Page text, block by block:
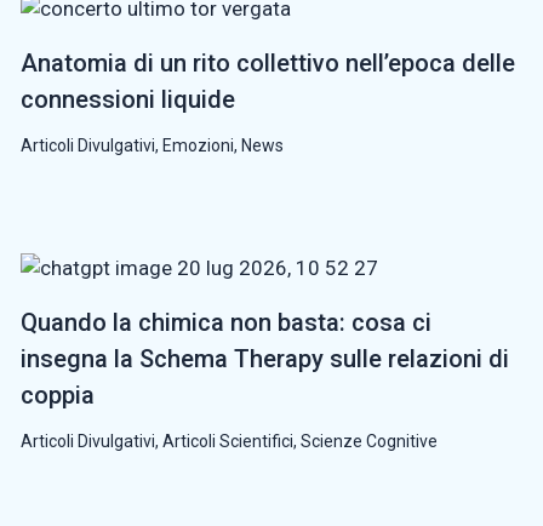
Anatomia di un rito collettivo nell’epoca delle
connessioni liquide
Articoli Divulgativi, Emozioni, News
Quando la chimica non basta: cosa ci
insegna la Schema Therapy sulle relazioni di
coppia
Articoli Divulgativi, Articoli Scientifici, Scienze Cognitive